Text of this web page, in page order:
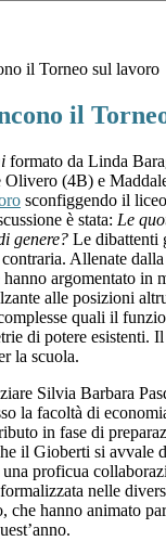
il Torneo sul lavoro
il
formato da Linda
(4B) e
sconfiggendo il
è stata: Le
genere? Le dibattenti
Allenate dalla
hanno argomentato in
alle posizioni
quali il
di potere esistenti.
la scuola.
Silvia Barbara
la facoltà di
in fase di
il Gioberti si avvale
proficua
nelle
che hanno animato